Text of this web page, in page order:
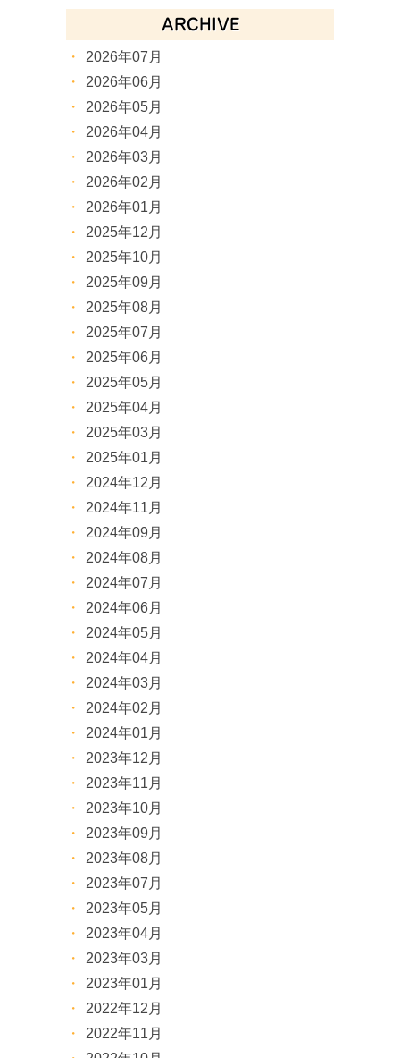
ARCHIVE
2026年07月
2026年06月
2026年05月
2026年04月
2026年03月
2026年02月
2026年01月
2025年12月
2025年10月
2025年09月
2025年08月
2025年07月
2025年06月
2025年05月
2025年04月
2025年03月
2025年01月
2024年12月
2024年11月
2024年09月
2024年08月
2024年07月
2024年06月
2024年05月
2024年04月
2024年03月
2024年02月
2024年01月
2023年12月
2023年11月
2023年10月
2023年09月
2023年08月
2023年07月
2023年05月
2023年04月
2023年03月
2023年01月
2022年12月
2022年11月